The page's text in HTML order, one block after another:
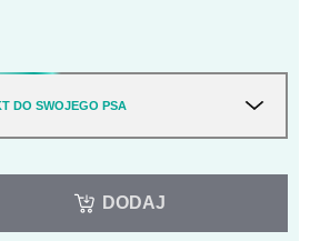
DO SWOJEGO PSA
DODAJ